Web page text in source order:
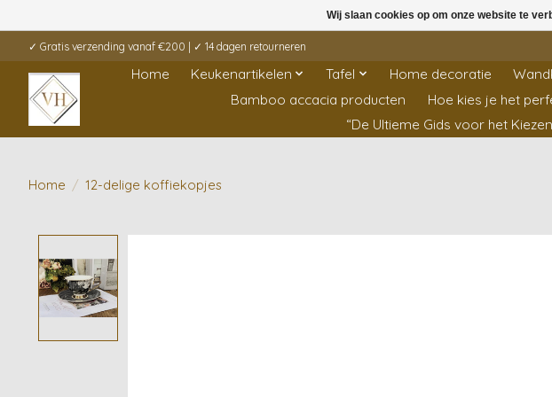
✓ Gratis verzending vanaf €200 | ✓ 14 dagen retourneren
Home Keukenartikelen Tafel Home decoratie
Bamboo accacia producten
Hoe kies je het
“De Ultieme Gids voor het
Home / 12-delige koffiekopjes
Wij slaan cookies op om onze website te